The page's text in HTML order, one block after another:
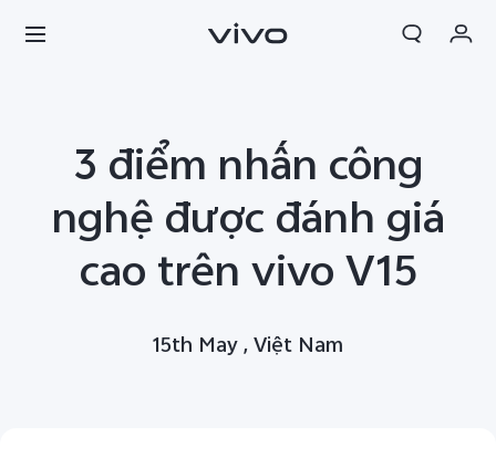
Tài khoản của tôi
3 điểm nhấn công
nghệ được đánh giá
cao trên vivo V15
15th May , Việt Nam